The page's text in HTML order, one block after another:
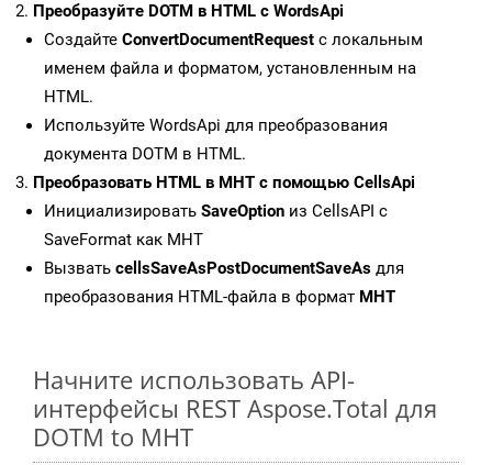
Преобразуйте DOTM в HTML с WordsApi
Создайте ConvertDocumentRequest с локальным
именем файла и форматом, установленным на
HTML.
Используйте WordsApi для преобразования
документа DOTM в HTML.
Преобразовать HTML в MHT с помощью CellsApi
Инициализировать SaveOption из CellsAPI с
SaveFormat как MHT
Вызвать cellsSaveAsPostDocumentSaveAs для
преобразования HTML-файла в формат MHT
Начните использовать API-
интерфейсы REST Aspose.Total для
DOTM to MHT